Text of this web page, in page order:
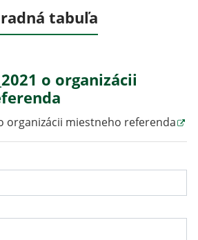
tabuľa
o organizácii
organizácii miestneho referenda